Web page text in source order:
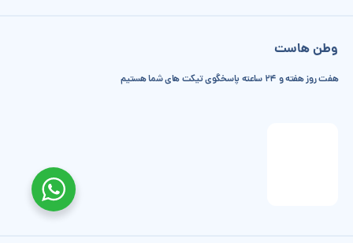
وطن هاست
هفت روز هفته و 24 ساعته پاسخگوی تیکت های شما هستیم